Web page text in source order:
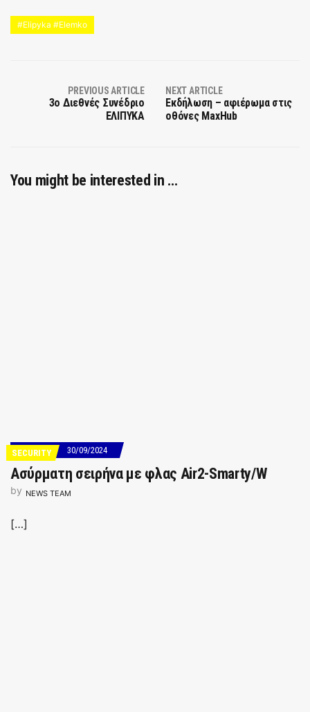
#Elipyka #Elemko
PREVIOUS ARTICLE
3ο Διεθνές Συνέδριο
ΕΛΙΠΥΚΑ
NEXT ARTICLE
Εκδήλωση – αφιέρωμα στις
οθόνες MaxHub
You might be interested in …
SECURITY 30/09/2024
Ασύρματη σειρήνα με φλας Air2-Smarty/W
by NEWS TEAM
[…]